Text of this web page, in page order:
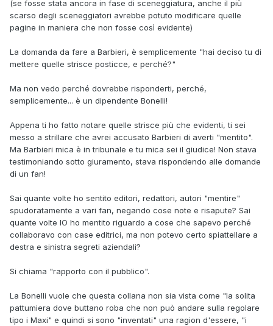
fatto che Barbieri l'ha presa tra quelle destinate al Maxi e
quindi tu hai sbagliato.
la storia fosse stata pensata inizialmente per la regolare, la
decisione non potrebbe che averla presa lui o, al limite,
dopo non ne avrebbe più avuto l'autorità.
(se fosse stata ancora in fase di sceneggiatura, anche il più
scarso degli sceneggiatori avrebbe potuto modificare quelle
pagine in maniera che non fosse così evidente)
La domanda da fare a Barbieri, è semplicemente "hai deciso tu di
mettere quelle strisce posticce, e perché?"
Ma non vedo perché dovrebbe risponderti, perché,
semplicemente... è un dipendente Bonelli!
Appena ti ho fatto notare quelle strisce più che evidenti, ti sei
messo a strillare che avrei accusato Barbieri di averti "mentito".
Ma Barbieri mica è in tribunale e tu mica sei il giudice! Non stava
testimoniando sotto giuramento, stava rispondendo alle domande
di un fan!
Sai quante volte ho sentito editori, redattori, autori "mentire"
spudoratamente a vari fan, negando cose note e risapute? Sai
quante volte IO ho mentito riguardo a cose che sapevo perché
collaboravo con case editrici, ma non potevo certo spiattellare a
destra e sinistra segreti aziendali?
Si chiama "rapporto con il pubblico".
La Bonelli vuole che questa collana non sia vista come "la solita
pattumiera dove buttano roba che non può andare sulla regolare
tipo i Maxi" e quindi si sono "inventati" una ragion d'essere, "i